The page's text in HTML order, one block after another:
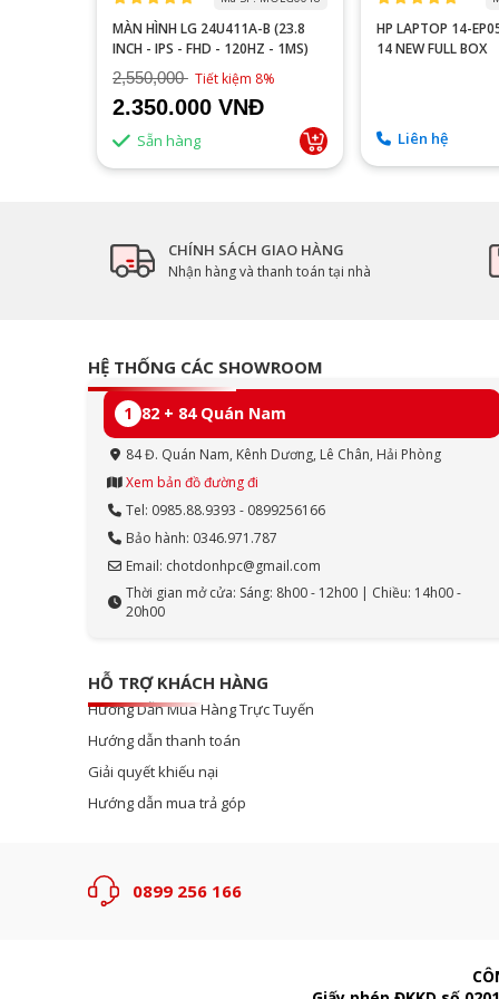
MÀN HÌNH LG 24U411A-B (23.8
INCH - IPS - FHD - 120HZ - 1MS)
2,550,000 Tiết kiệm 8%
2.350.000 VNĐ
Sẵn hàng
HP LAPTOP 14-
14 NEW FULL BOX
Liên hệ
CHÍNH SÁCH GIAO HÀNG
Nhận hàng và thanh toán tại nhà
HỆ THỐNG CÁC SHOWROOM
1 82 + 84 Quán Nam
84 Đ. Quán Nam, Kênh Dương, Lê Chân, Hải Phòng
Xem bản đồ đường đi
Tel: 0985.88.9393 - 0899256166
Bảo hành: 0346.971.787
Email: chotdonhpc@gmail.com
Thời gian mở cửa: Sáng: 8h00 - 12h00 | Chiều: 14h00 -
20h00
HỖ TRỢ KHÁCH HÀNG
Hướng Dẫn Mua Hàng Trực Tuyến
Hướng dẫn thanh toán
Giải quyết khiếu nại
Hướng dẫn mua trả góp
0899 256 166